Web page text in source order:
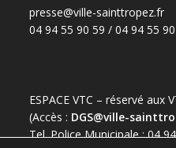
presse@ville-sainttropez.fr
04 94 55 90 59 / 04 94 55
ESPACE VTC – réservé aux
(Accès : DGS@ville-
Tel. Police Municipale : 04